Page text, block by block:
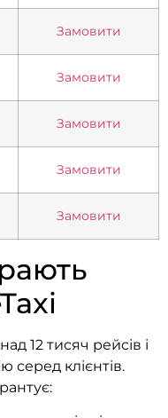
Замовити
Замовити
Замовити
Замовити
Замовити
12 тисяч рейсів і
серед клієнтів.